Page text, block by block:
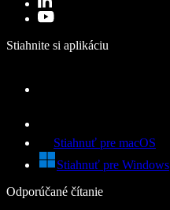
Stiahnite si aplikáciu
Stiahnuť pre macOS
Stiahnuť pre Windows
Odporúčané čítanie